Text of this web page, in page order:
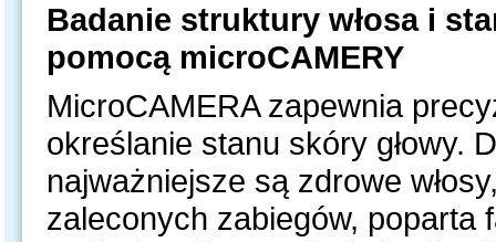
Badanie struktury włosa i
pomocą microCAMERY
MicroCAMERA zapewnia
określanie stanu skóry głowy.
najważniejsze są zdrowe
zaleconych zabiegów, poparta